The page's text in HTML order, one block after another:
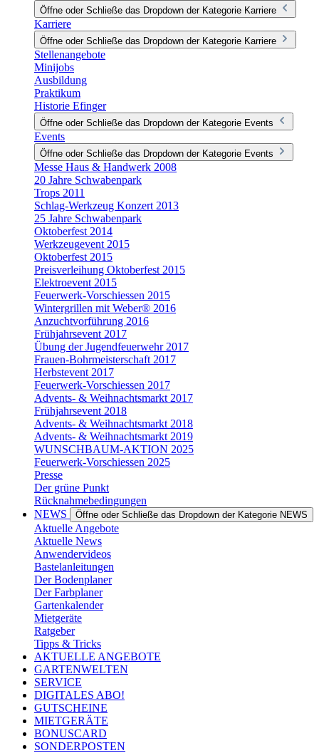
Öffne oder Schließe das Dropdown der Kategorie Karriere
Karriere
Öffne oder Schließe das Dropdown der Kategorie Karriere
Stellenangebote
Minijobs
Ausbildung
Praktikum
Historie Efinger
Öffne oder Schließe das Dropdown der Kategorie Events
Events
Öffne oder Schließe das Dropdown der Kategorie Events
Messe Haus & Handwerk 2008
20 Jahre Schwabenpark
Trops 2011
Schlag-Werkzeug Konzert 2013
25 Jahre Schwabenpark
Oktoberfest 2014
Werkzeugevent 2015
Oktoberfest 2015
Preisverleihung Oktoberfest 2015
Elektroevent 2015
Feuerwerk-Vorschiessen 2015
Wintergrillen mit Weber® 2016
Anzuchtvorführung 2016
Frühjahrsevent 2017
Übung der Jugendfeuerwehr 2017
Frauen-Bohrmeisterschaft 2017
Herbstevent 2017
Feuerwerk-Vorschiessen 2017
Advents- & Weihnachtsmarkt 2017
Frühjahrsevent 2018
Advents- & Weihnachtsmarkt 2018
Advents- & Weihnachtsmarkt 2019
WUNSCHBAUM-AKTION 2025
Feuerwerk-Vorschiessen 2025
Presse
Der grüne Punkt
Rücknahmebedingungen
NEWS
Öffne oder Schließe das Dropdown der Kategorie NEWS
Aktuelle Angebote
Aktuelle News
Anwendervideos
Bastelanleitungen
Der Bodenplaner
Der Farbplaner
Gartenkalender
Mietgeräte
Ratgeber
Tipps & Tricks
AKTUELLE ANGEBOTE
GARTENWELTEN
SERVICE
DIGITALES ABO!
GUTSCHEINE
MIETGERÄTE
BONUSCARD
SONDERPOSTEN